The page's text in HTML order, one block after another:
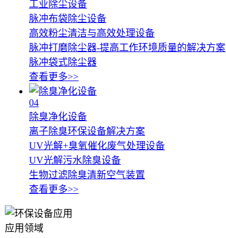
工业除尘设备
脉冲布袋除尘设备
高效粉尘清洁与高效处理设备
脉冲打磨除尘器-提高工作环境质量的解决方案
脉冲袋式除尘器
查看更多>>
04
除臭净化设备
离子除臭环保设备解决方案
UV光解+臭氧催化废气处理设备
UV光解污水除臭设备
生物过滤除臭清新空气装置
查看更多>>
应用领域